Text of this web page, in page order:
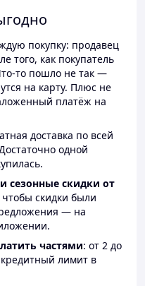
покупку: продавец
того, как покупатель
то пошло не так —
на карту. Плюс не
платёж на
доставка по всей
одной
сезонные скидки от
скидки были
— на
частями: от 2 до
лимит в